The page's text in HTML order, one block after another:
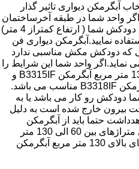
آبگرمکن دیواری تاثیر گذار
واحد شما در طبقه آخرساختمان
واقع شده است به علت ارتفاع کم دودکش شما ( ارتفاع کمتراز 4 متر)
نمایید.آبگرمکن دیواری فن
که دودکش مکش مناسبی ندارد
واحد شما این شرایط را
دارد برای متراژهای بین 60 الی 130 متر مربع آبگرمکن B3315IF و
دودکش رو کار می باشد یا به
بیرون خارج شده است به دلیل
حتما باید از آبگرمکن
دیواری فن دار استفاده نمایید.برای متراژهای بین 60 الی 130 متر
مربع آبگرمکن B3315IF و متراژهای بالای 130 متر مربع آبگرمکن